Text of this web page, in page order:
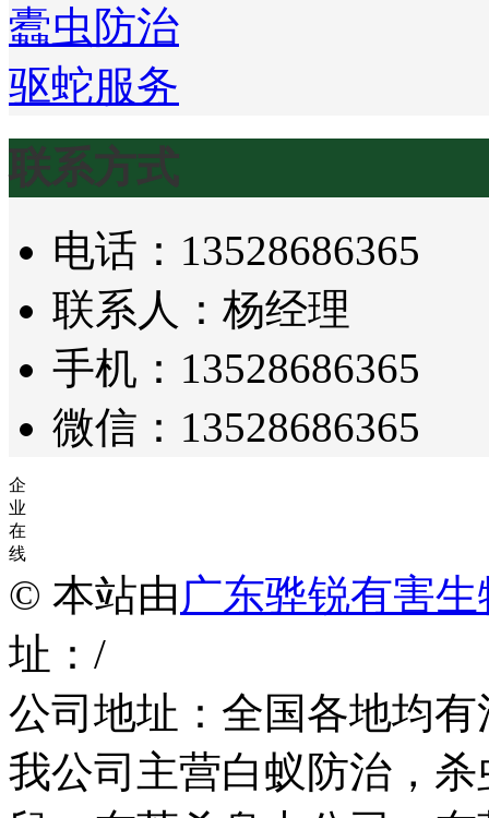
蠹虫防治
驱蛇服务
联系方式
电话：13528686365
联系人：杨经理
手机：13528686365
微信：13528686365
企
业
在
线
© 本站由 广东骅锐有害
址：/
公司地址：全国各地均
我公司主营白蚁防治，